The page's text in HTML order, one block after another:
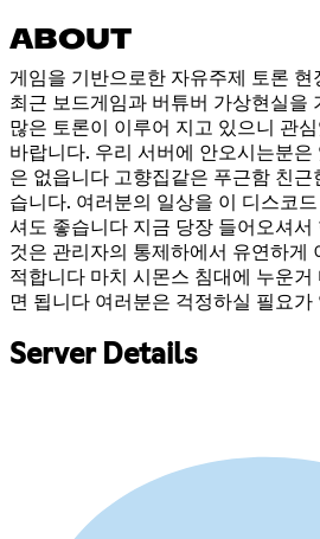
ABOUT
게임을 기반으로한 자유주제 토론 현
최근 보드게임과 버튜버 가상현실을
많은 토론이 이루어 지고 있으니 관
바랍니다. 우리 서버에 안오시는분
은 없읍니다 고향집같은 푸근함 친근
습니다. 여러분의 일상을 이 디스코
셔도 좋습니다 지금 당장 들어오셔서
것은 관리자의 통제하에서 유연하게
적합니다 마치 시몬스 침대에 누운거
면 됩니다 여러분은 걱정하실 필요가
Server Details